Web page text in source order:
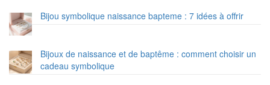
Bijou symbolique naissance bapteme : 7 idées à offrir
Bijoux de naissance et de baptême : comment choisir un
cadeau symbolique